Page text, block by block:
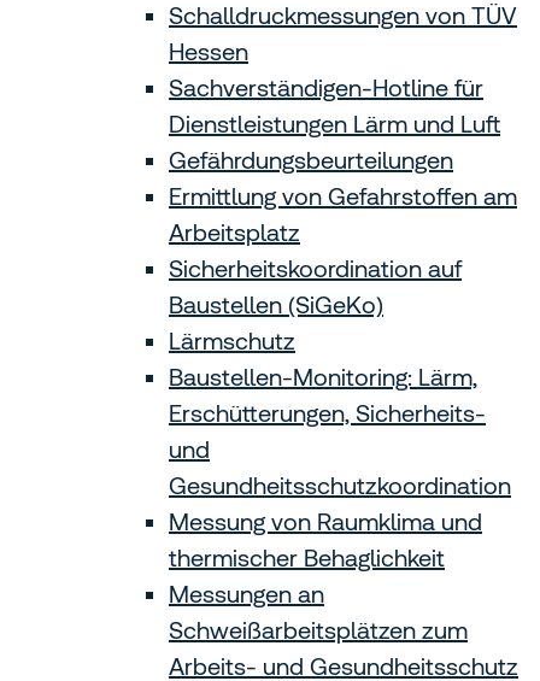
Schalldruckmessungen von TÜV
Hessen
Sachverständigen-Hotline für
Dienstleistungen Lärm und Luft
Gefährdungsbeurteilungen
Ermittlung von Gefahrstoffen am
Arbeitsplatz
Sicherheitskoordination auf
Baustellen (SiGeKo)
Lärmschutz
Baustellen-Monitoring: Lärm,
Erschütterungen, Sicherheits-
und
Gesundheitsschutzkoordination
Messung von Raumklima und
thermischer Behaglichkeit
Messungen an
Schweißarbeitsplätzen zum
Arbeits- und Gesundheitsschutz